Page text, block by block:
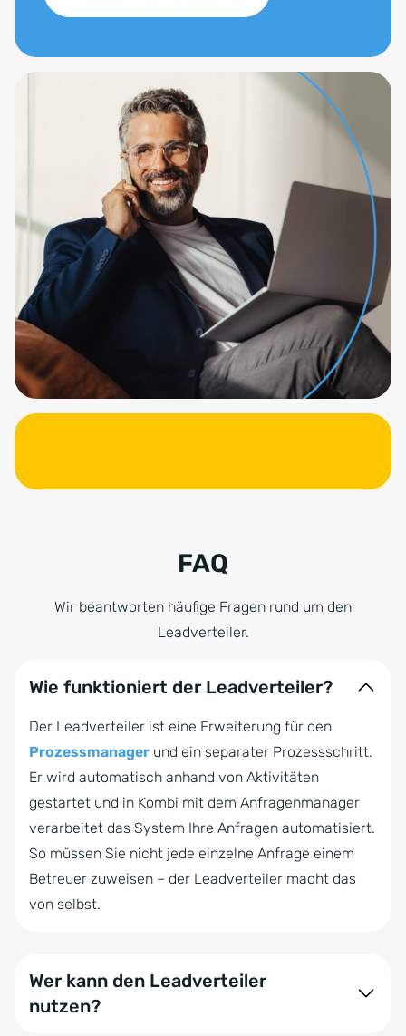
FAQ
Wir beantworten häufige Fragen rund um den
Leadverteiler.
Wie funktioniert der Leadverteiler?
Der Leadverteiler ist eine Erweiterung für den
Prozessmanager und ein separater Prozessschritt.
Er wird automatisch anhand von Aktivitäten
gestartet und in Kombi mit dem Anfragenmanager
verarbeitet das System Ihre Anfragen automatisiert.
So müssen Sie nicht jede einzelne Anfrage einem
Betreuer zuweisen – der Leadverteiler macht das
von selbst.
Wer kann den Leadverteiler
nutzen?